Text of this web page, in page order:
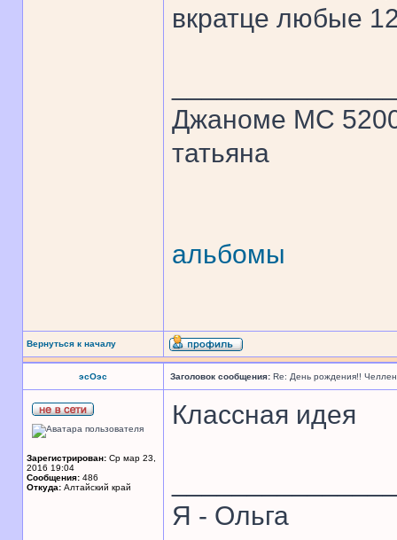
вкратце любые
Джаноме МС
татьяна
альбомы
Вернуться к началу
эсОэс Заголовок сообщения: Re: День рождения!!
Зарегистрирован: Ср мар 23,
2016 19:04
Сообщения: 486
Откуда: Алтайский край
Классная идея
Я - Ольга